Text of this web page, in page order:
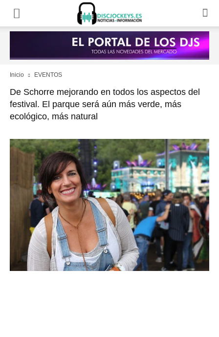
Inicio EVENTOS
De Schorre mejorando en todos los aspectos del
festival. El parque será aún más verde, más
ecológico, más natural